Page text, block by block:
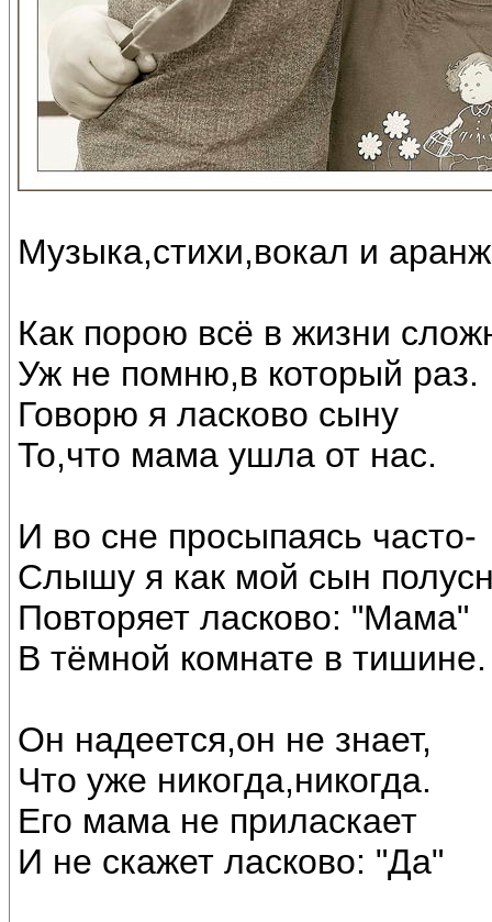
Музыка,стихи,вокал и
Как порою всё в жизни
Уж не помню,в который раз.
Говорю я ласково сыну
То,что мама ушла от нас.
И во сне просыпаясь часто-
Слышу я как мой сын
Повторяет ласково: "Мама"
В тёмной комнате в тишине.
Он надеется,он не знает,
Что уже никогда,никогда.
Его мама не приласкает
И не скажет ласково: "Да"